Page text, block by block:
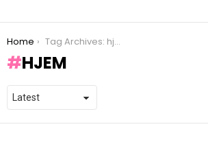
You are here:
Home Tag Archives: hjem
HJEM